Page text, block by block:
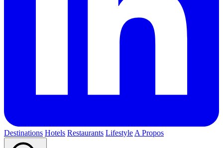
Destinations Hotels Restaurants Lifestyle A Propos